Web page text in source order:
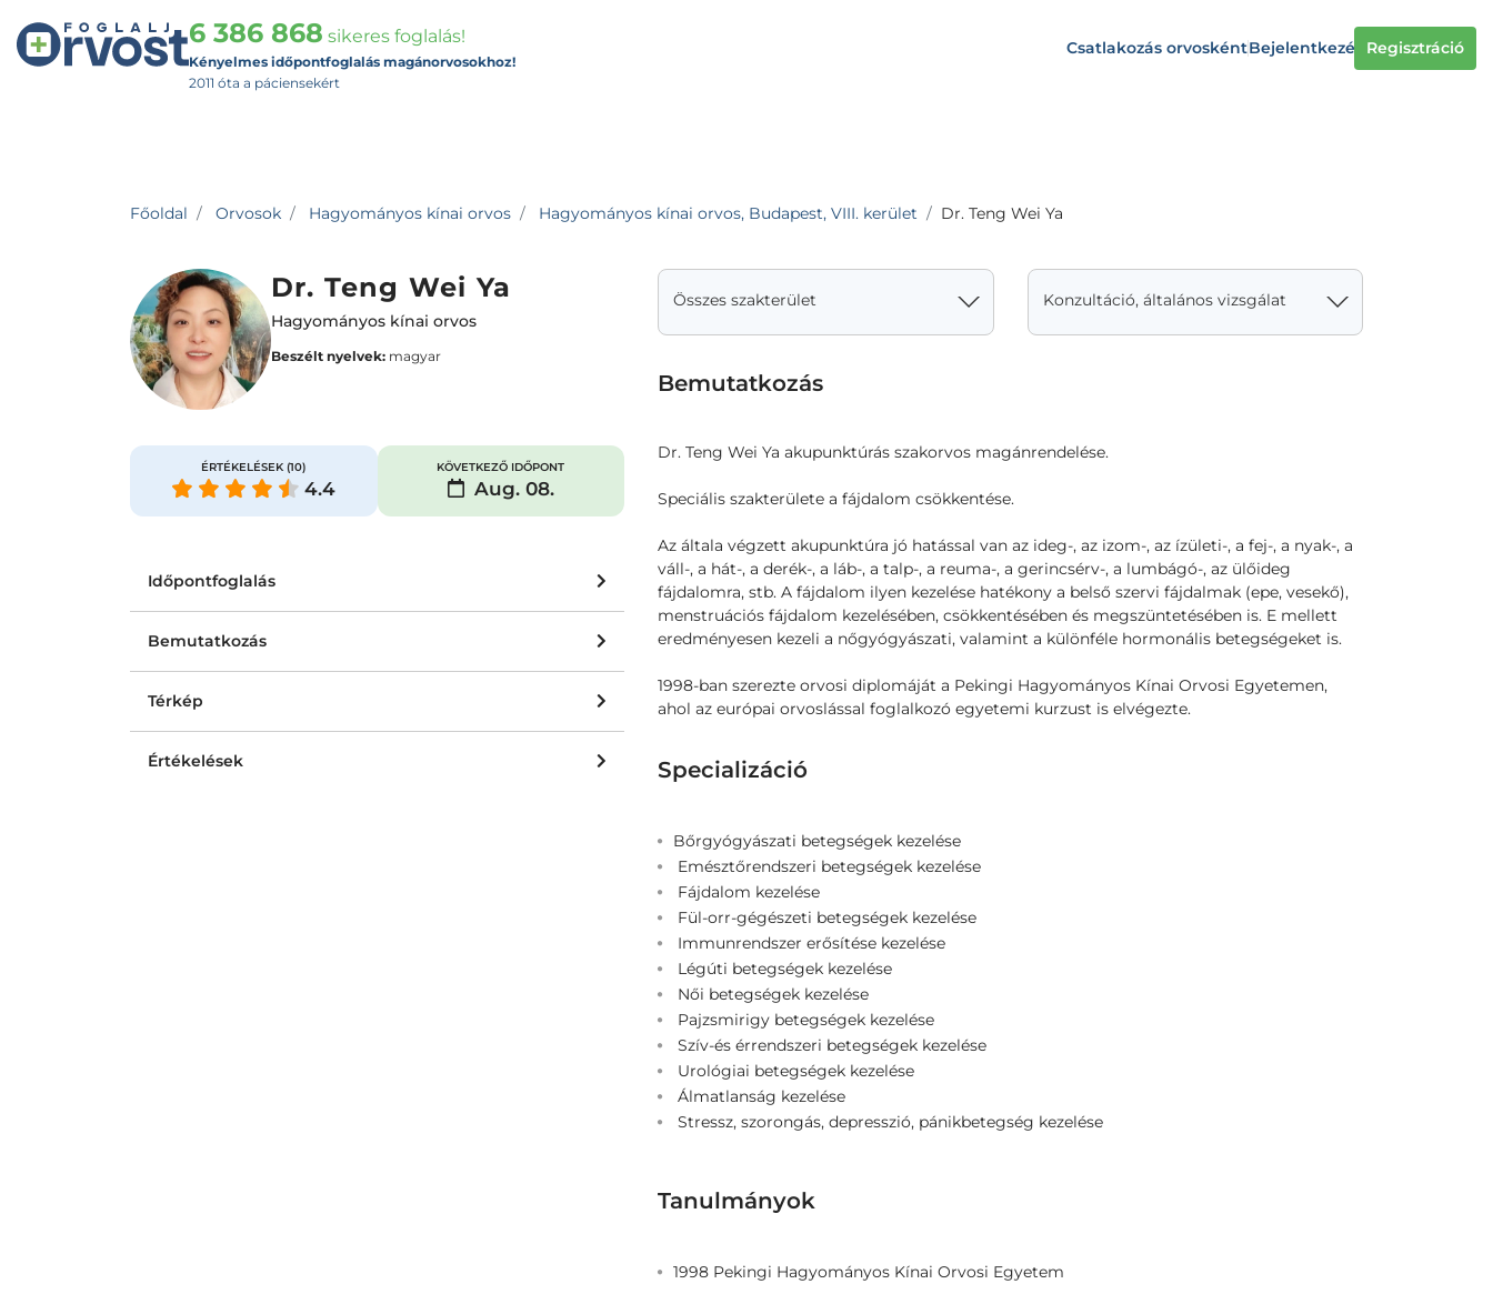
6 386 868 sikeres foglalás!
Kényelmes időpontfoglalás magánorvosokhoz!
2011 óta a páciensekért
Csatlakozás orvoskéntBejelentkezés Regisztráció
Főoldal Orvosok Hagyományos kínai orvos Hagyományos kínai orvos, Budapest, VIII. kerület Dr. Teng Wei Ya
Dr. Teng Wei Ya
Hagyományos kínai orvos
Beszélt nyelvek: magyar
ÉRTÉKELÉSEK(10)
4.4
KÖVETKEZŐ IDŐPONT
Aug. 08.
Időpontfoglalás
Bemutatkozás
Térkép
Értékelések
Összes szakterület Konzultáció, általános vizsgálat
Bemutatkozás
Dr. Teng Wei Ya akupunktúrás szakorvos magánrendelése.
Speciális szakterülete a fájdalom csökkentése.
Az általa végzett akupunktúra jó hatással van az ideg-, az izom-, az ízületi-, a fej-, a nyak-, a
váll-, a hát-, a derék-, a láb-, a talp-, a reuma-, a gerincsérv-, a lumbágó-, az ülőideg
fájdalomra, stb. A fájdalom ilyen kezelése hatékony a belső szervi fájdalmak (epe, vesekő),
menstruációs fájdalom kezelésében, csökkentésében és megszüntetésében is. E mellett
eredményesen kezeli a nőgyógyászati, valamint a különféle hormonális betegségeket is.
1998-ban szerezte orvosi diplomáját a Pekingi Hagyományos Kínai Orvosi Egyetemen,
ahol az európai orvoslással foglalkozó egyetemi kurzust is elvégezte.
Specializáció
Bőrgyógyászati betegségek kezelése
Emésztőrendszeri betegségek kezelése
Fájdalom kezelése
Fül-orr-gégészeti betegségek kezelése
Immunrendszer erősítése kezelése
Légúti betegségek kezelése
Női betegségek kezelése
Pajzsmirigy betegségek kezelése
Szív-és érrendszeri betegségek kezelése
Urológiai betegségek kezelése
Álmatlanság kezelése
Stressz, szorongás, depresszió, pánikbetegség kezelése
Tanulmányok
1998 Pekingi Hagyományos Kínai Orvosi Egyetem